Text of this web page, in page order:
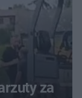
za